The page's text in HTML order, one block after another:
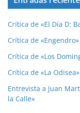
Crítica de «El Día D:
Crítica de
Crítica de «Los
Crítica de «La
Entrevista a Juan
la Calle»